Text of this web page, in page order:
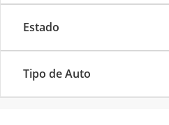
Estado
Tipo de Auto